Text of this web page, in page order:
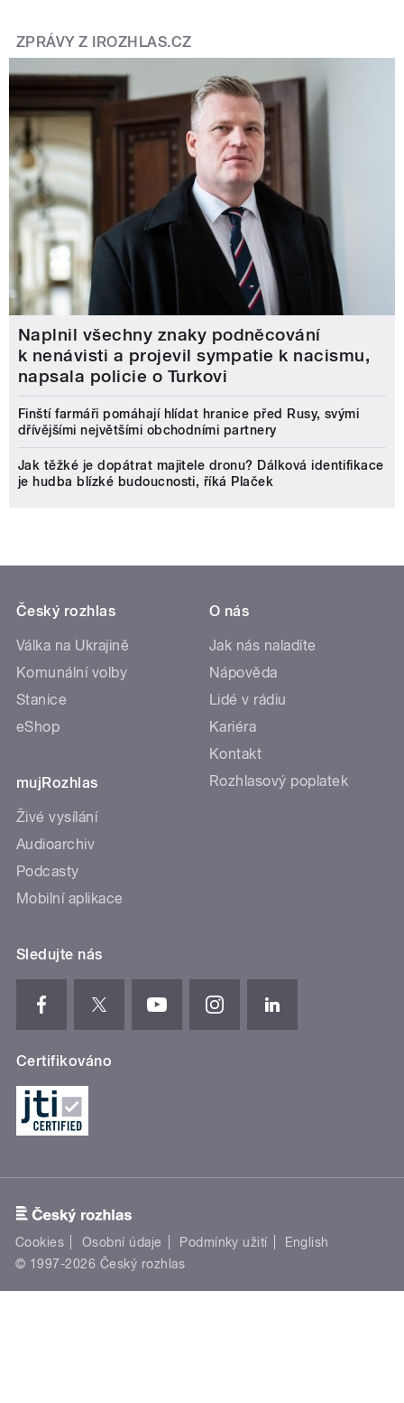
ZPRÁVY Z IROZHLAS.CZ
Naplnil všechny znaky podněcování
k nenávisti a projevil sympatie k nacismu,
napsala policie o Turkovi
Finští farmáři pomáhají hlídat hranice před Rusy, svými
dřívějšími největšími obchodními partnery
Jak těžké je dopátrat majitele dronu? Dálková identifikace
je hudba blízké budoucnosti, říká Plaček
Český rozhlas
Válka na Ukrajině
Komunální volby
Stanice
eShop
mujRozhlas
Živé vysílání
Audioarchiv
Podcasty
Mobilní aplikace
O nás
Jak nás naladíte
Nápověda
Lidé v rádiu
Kariéra
Kontakt
Rozhlasový poplatek
Sledujte nás
Certifikováno
Cookies Osobní údaje Podmínky užití
English
© 1997-2026 Český rozhlas